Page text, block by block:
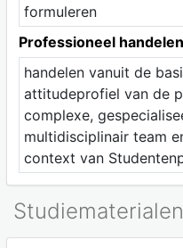
formuleren
Professioneel handelen
handelen vanuit de
attitudeprofiel van de
complexe,
multidisciplinair team
context van
Studiematerialen